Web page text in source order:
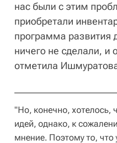
нас были с этим
приобретали
программа развития
ничего не сделали, и
отметила
"Но, конечно,
идей, однако, к
мнение. Поэтому то,